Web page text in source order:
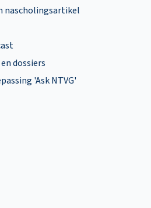
nascholingsartikel
dossiers
'Ask NTVG'